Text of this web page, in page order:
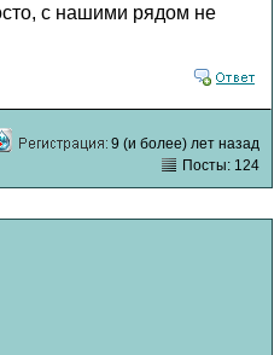
с нашими рядом не
9 (и более) лет назад
Посты: 124